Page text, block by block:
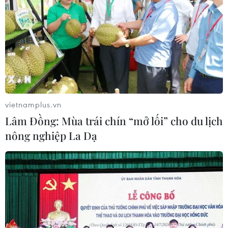
huy tại mặt trận Ukraine
TIN LIÊN QUAN
vietnamplus.vn
Lâm Đồng: Mùa trái chín “mở lối” cho du lịch
nông nghiệp La Dạ